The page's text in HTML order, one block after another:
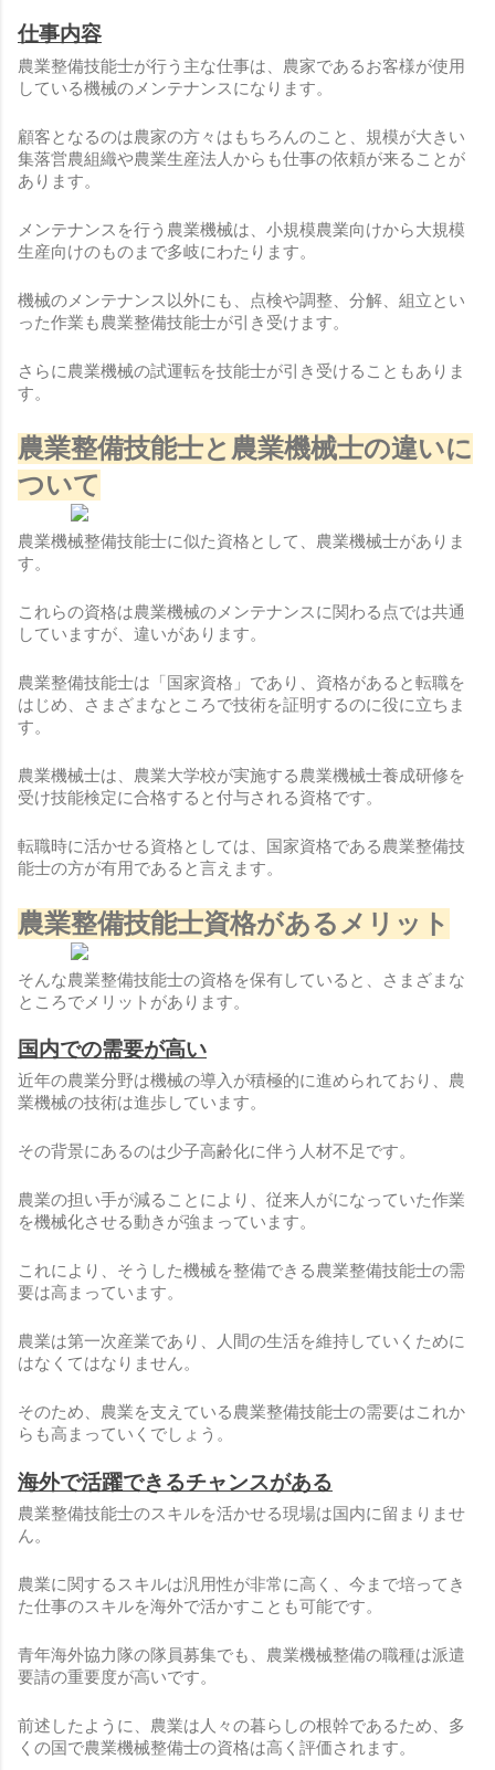
仕事内容
農業整備技能士が行う主な仕事は、農家であるお客様が使用
している機械のメンテナンスになります。
顧客となるのは農家の方々はもちろんのこと、規模が大きい
集落営農組織や農業生産法人からも仕事の依頼が来ることが
あります。
メンテナンスを行う農業機械は、小規模農業向けから大規模
生産向けのものまで多岐にわたります。
機械のメンテナンス以外にも、点検や調整、分解、組立とい
った作業も農業整備技能士が引き受けます。
さらに農業機械の試運転を技能士が引き受けることもありま
す。
農業整備技能士と農業機械士の違いに
ついて
農業機械整備技能士に似た資格として、農業機械士がありま
す。
これらの資格は農業機械のメンテナンスに関わる点では共通
していますが、違いがあります。
農業整備技能士は「国家資格」であり、資格があると転職を
はじめ、さまざまなところで技術を証明するのに役に立ちま
す。
農業機械士は、農業大学校が実施する農業機械士養成研修を
受け技能検定に合格すると付与される資格です。
転職時に活かせる資格としては、国家資格である農業整備技
能士の方が有用であると言えます。
農業整備技能士資格があるメリット
そんな農業整備技能士の資格を保有していると、さまざまな
ところでメリットがあります。
国内での需要が高い
近年の農業分野は機械の導入が積極的に進められており、農
業機械の技術は進歩しています。
その背景にあるのは少子高齢化に伴う人材不足です。
農業の担い手が減ることにより、従来人がになっていた作業
を機械化させる動きが強まっています。
これにより、そうした機械を整備できる農業整備技能士の需
要は高まっています。
農業は第一次産業であり、人間の生活を維持していくために
はなくてはなりません。
そのため、農業を支えている農業整備技能士の需要はこれか
らも高まっていくでしょう。
海外で活躍できるチャンスがある
農業整備技能士のスキルを活かせる現場は国内に留まりませ
ん。
農業に関するスキルは汎用性が非常に高く、今まで培ってき
た仕事のスキルを海外で活かすことも可能です。
青年海外協力隊の隊員募集でも、農業機械整備の職種は派遣
要請の重要度が高いです。
前述したように、農業は人々の暮らしの根幹であるため、多
くの国で農業機械整備士の資格は高く評価されます。